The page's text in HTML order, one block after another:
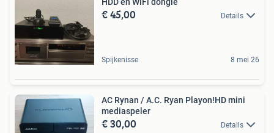
€ 45,00 Details
Spijkenisse 8 mei 26
AC Rynan / A.C. Ryan Playon!HD mini
mediaspeler
€ 30,00 Details